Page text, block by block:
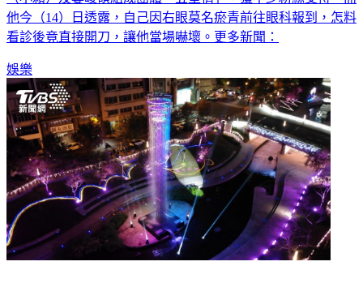
他今（14）日透露，自己因右眼莫名瘀青前往眼科報到，怎料
看診後竟直接開刀，讓他當場嚇壞。更多新聞：
娛樂